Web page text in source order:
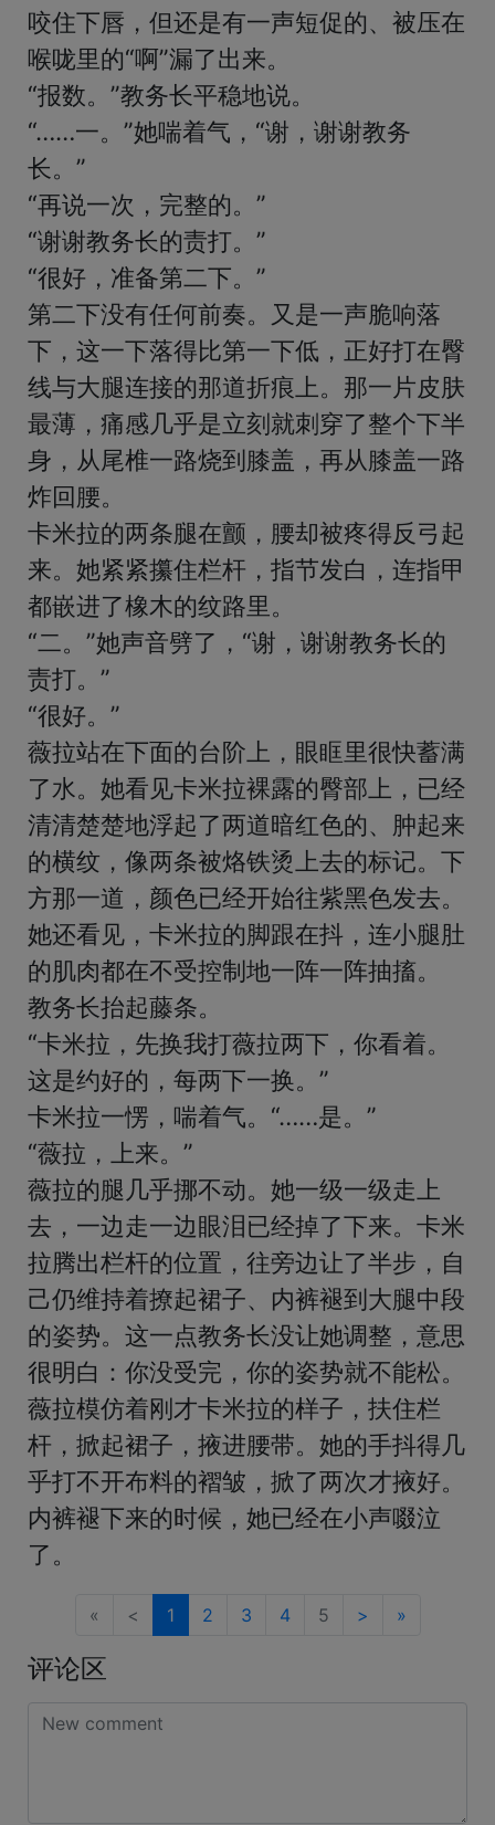
咬住下唇，但还是有一声短促的、被压在
喉咙里的“啊”漏了出来。
“报数。”教务长平稳地说。
“……一。”她喘着气，“谢，谢谢教务
长。”
“再说一次，完整的。”
“谢谢教务长的责打。”
“很好，准备第二下。”
第二下没有任何前奏。又是一声脆响落
下，这一下落得比第一下低，正好打在臀
线与大腿连接的那道折痕上。那一片皮肤
最薄，痛感几乎是立刻就刺穿了整个下半
身，从尾椎一路烧到膝盖，再从膝盖一路
炸回腰。
卡米拉的两条腿在颤，腰却被疼得反弓起
来。她紧紧攥住栏杆，指节发白，连指甲
都嵌进了橡木的纹路里。
“二。”她声音劈了，“谢，谢谢教务长的
责打。”
“很好。”
薇拉站在下面的台阶上，眼眶里很快蓄满
了水。她看见卡米拉裸露的臀部上，已经
清清楚楚地浮起了两道暗红色的、肿起来
的横纹，像两条被烙铁烫上去的标记。下
方那一道，颜色已经开始往紫黑色发去。
她还看见，卡米拉的脚跟在抖，连小腿肚
的肌肉都在不受控制地一阵一阵抽搐。
教务长抬起藤条。
“卡米拉，先换我打薇拉两下，你看着。
这是约好的，每两下一换。”
卡米拉一愣，喘着气。“……是。”
“薇拉，上来。”
薇拉的腿几乎挪不动。她一级一级走上
去，一边走一边眼泪已经掉了下来。卡米
拉腾出栏杆的位置，往旁边让了半步，自
己仍维持着撩起裙子、内裤褪到大腿中段
的姿势。这一点教务长没让她调整，意思
很明白：你没受完，你的姿势就不能松。
薇拉模仿着刚才卡米拉的样子，扶住栏
杆，掀起裙子，掖进腰带。她的手抖得几
乎打不开布料的褶皱，掀了两次才掖好。
内裤褪下来的时候，她已经在小声啜泣
了。
« < 1 2 3 4 5 > »
评论区